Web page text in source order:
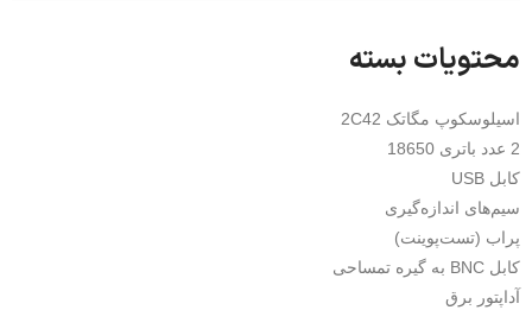
محتویات بسته
اسیلوسکوپ مگاتک 2C42
2 عدد باتری 18650
کابل USB
سیم‌های اندازه‌گیری
پراب (تست‌پوینت)
کابل BNC به گیره تمساحی
آداپتور برق